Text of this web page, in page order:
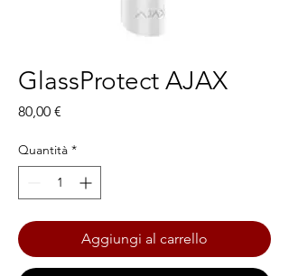
GlassProtect AJAX
80,00 €
Quantità *
Aggiungi al carrello